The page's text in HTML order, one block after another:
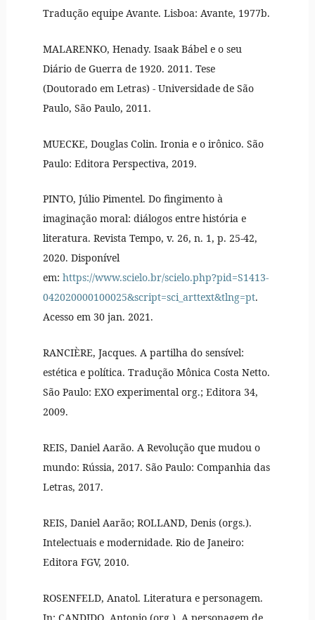
Tradução equipe Avante. Lisboa: Avante, 1977b.
MALARENKO, Henady. Isaak Bábel e o seu
Diário de Guerra de 1920. 2011. Tese
(Doutorado em Letras) - Universidade de São
Paulo, São Paulo, 2011.
MUECKE, Douglas Colin. Ironia e o irônico. São
Paulo: Editora Perspectiva, 2019.
PINTO, Júlio Pimentel. Do fingimento à
imaginação moral: diálogos entre história e
literatura. Revista Tempo, v. 26, n. 1, p. 25-42,
2020. Disponível
em:https://www.scielo.br/scielo.php?pid=S1413-
042020000100025&script=sci_arttext&tlng=pt.
Acesso em 30 jan. 2021.
RANCIÈRE, Jacques. A partilha do sensível:
estética e política. Tradução Mônica Costa Netto.
São Paulo: EXO experimental org.; Editora 34,
2009.
REIS, Daniel Aarão. A Revolução que mudou o
mundo: Rússia, 2017. São Paulo: Companhia das
Letras, 2017.
REIS, Daniel Aarão; ROLLAND, Denis (orgs.).
Intelectuais e modernidade. Rio de Janeiro:
Editora FGV, 2010.
ROSENFELD, Anatol. Literatura e personagem.